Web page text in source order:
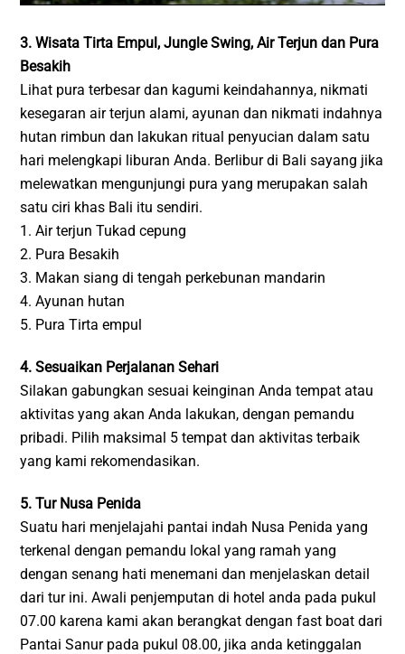
3. Wisata Tirta Empul, Jungle Swing, Air Terjun dan Pura
Besakih
Lihat pura terbesar dan kagumi keindahannya, nikmati
kesegaran air terjun alami, ayunan dan nikmati indahnya
hutan rimbun dan lakukan ritual penyucian dalam satu
hari melengkapi liburan Anda. Berlibur di Bali sayang jika
melewatkan mengunjungi pura yang merupakan salah
satu ciri khas Bali itu sendiri.
1. Air terjun Tukad cepung
2. Pura Besakih
3. Makan siang di tengah perkebunan mandarin
4. Ayunan hutan
5. Pura Tirta empul
4. Sesuaikan Perjalanan Sehari
Silakan gabungkan sesuai keinginan Anda tempat atau
aktivitas yang akan Anda lakukan, dengan pemandu
pribadi. Pilih maksimal 5 tempat dan aktivitas terbaik
yang kami rekomendasikan.
5. Tur Nusa Penida
Suatu hari menjelajahi pantai indah Nusa Penida yang
terkenal dengan pemandu lokal yang ramah yang
dengan senang hati menemani dan menjelaskan detail
dari tur ini. Awali penjemputan di hotel anda pada pukul
07.00 karena kami akan berangkat dengan fast boat dari
Pantai Sanur pada pukul 08.00, jika anda ketinggalan